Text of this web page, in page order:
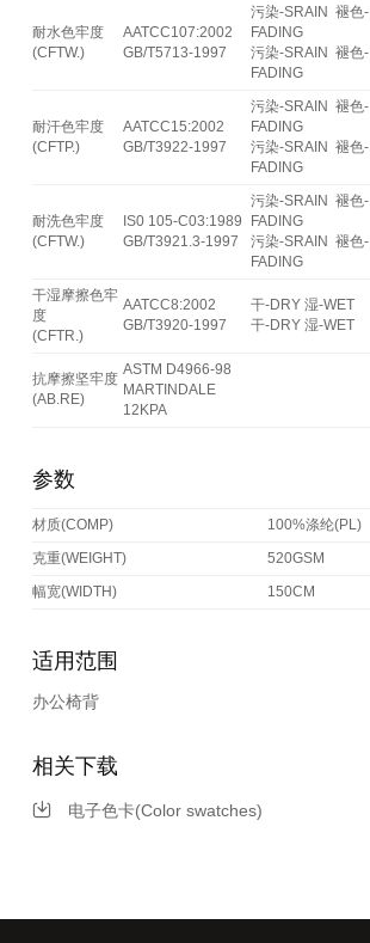
耐水色牢度
(CFTW.)
AATCC107:2002
GB/T5713-1997
污染-SRAIN 褪色-
FADING
污染-SRAIN 褪色-
FADING
耐汗色牢度
(CFTP.)
AATCC15:2002
GB/T3922-1997
污染-SRAIN 褪色-
FADING
污染-SRAIN 褪色-
FADING
耐洗色牢度
(CFTW.)
IS0 105-C03:1989
GB/T3921.3-1997
污染-SRAIN 褪色-
FADING
污染-SRAIN 褪色-
FADING
干湿摩擦色牢
度
(CFTR.)
AATCC8:2002
GB/T3920-1997
干-DRY 湿-WET
干-DRY 湿-WET
抗摩擦坚牢度
(AB.RE)
ASTM D4966-98
MARTINDALE
12KPA
参数
材质(COMP)
100%涤纶(PL)
克重(WEIGHT)
520GSM
幅宽(WIDTH)
150CM
适用范围
办公椅背
相关下载
电子色卡(Color swatches)